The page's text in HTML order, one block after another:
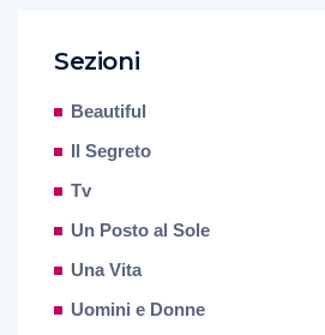
Sezioni
Beautiful
Il Segreto
Tv
Un Posto al Sole
Una Vita
Uomini e Donne